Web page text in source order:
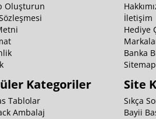
Oluşturun
Kategoriler
Tablolar
Ambalaj
İletişim
Hediye
Banka
Sitemap
Site
Sıkça
Bayii